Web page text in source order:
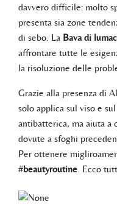
davvero difficile: molto
presenta sia zone
di sebo. La Bava di
affrontare tutte le
la risoluzione delle
Grazie alla presenza di
solo applica sul viso e
antibatterica, ma aiuta a
dovute a sfoghi
Per ottenere
#beautyroutine. Ecco